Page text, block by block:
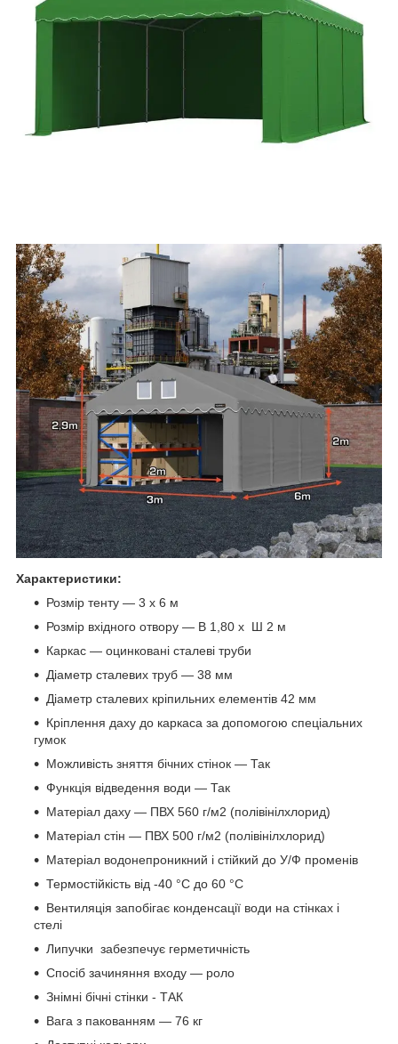
Характеристики:
Розмір тенту — 3 х 6 м
Розмір вхідного отвору — В 1,80 х Ш 2 м
Каркас — оцинковані сталеві труби
Діаметр сталевих труб — 38 мм
Діаметр сталевих кріпильних елементів 42 мм
Кріплення даху до каркаса за допомогою спеціальних
гумок
Можливість зняття бічних стінок — Так
Функція відведення води — Так
Матеріал даху — ПВХ 560 г/м2 (полівінілхлорид)
Матеріал стін — ПВХ 500 г/м2 (полівінілхлорид)
Матеріал водонепроникний і стійкий до У/Ф променів
Термостійкість від -40 °C до 60 °C
Вентиляція запобігає конденсації води на стінках і
стелі
Липучки забезпечує герметичність
Спосіб зачиняння входу — роло
Знімні бічні стінки - ТАК
Вага з пакованням — 76 кг